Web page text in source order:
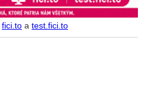
fici.to a test.fici.to